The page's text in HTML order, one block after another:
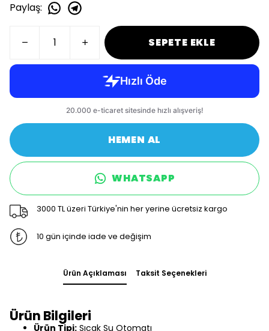
Paylaş:
SEPETE EKLE
HEMEN AL
WHATSAPP
3000 TL üzeri Türkiye'nin her yerine ücretsiz kargo
10 gün içinde iade ve değişim
Ürün Açıklaması Taksit Seçenekleri
Ürün Bilgileri
Ürün Tipi: Sıcak Su Otomatı